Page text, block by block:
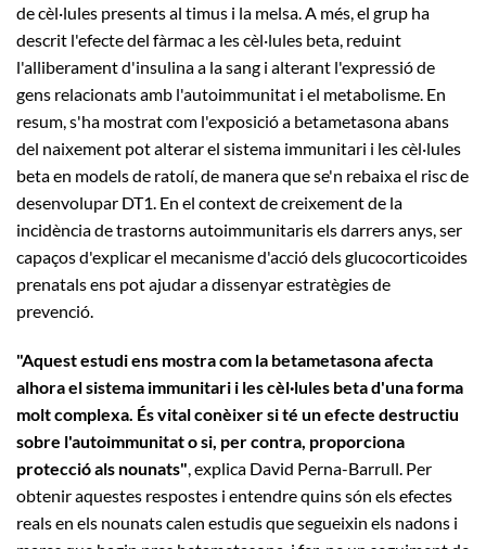
de cèl·lules presents al timus i la melsa. A més, el grup ha
descrit l'efecte del fàrmac a les cèl·lules beta, reduint
l'alliberament d'insulina a la sang i alterant l'expressió de
gens relacionats amb l'autoimmunitat i el metabolisme. En
resum, s'ha mostrat com l'exposició a betametasona abans
del naixement pot alterar el sistema immunitari i les cèl·lules
beta en models de ratolí, de manera que se'n rebaixa el risc de
desenvolupar DT1. En el context de creixement de la
incidència de trastorns autoimmunitaris els darrers anys, ser
capaços d'explicar el mecanisme d'acció dels glucocorticoides
prenatals ens pot ajudar a dissenyar estratègies de
prevenció.
"Aquest estudi ens mostra com la betametasona afecta
alhora el sistema immunitari i les cèl·lules beta d'una forma
molt complexa. És vital conèixer si té un efecte destructiu
sobre l'autoimmunitat o si, per contra, proporciona
protecció als nounats" , explica David Perna-Barrull. Per
obtenir aquestes respostes i entendre quins són els efectes
reals en els nounats calen estudis que segueixin els nadons i